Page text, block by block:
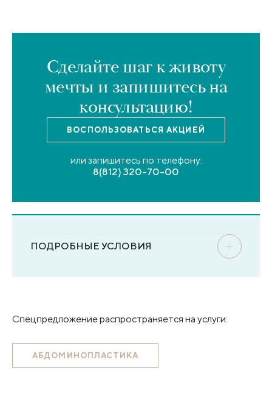
Сделайте шаг к животу
мечты и запишитесь на
консультацию!
ВОСПОЛЬЗОВАТЬСЯ АКЦИЕЙ
или запишитесь по телефону:
8(812) 320-70-00
ПОДРОБНЫЕ УСЛОВИЯ
Спецпредложение распространяется на услуги:
АБДОМИНОПЛАСТИКА